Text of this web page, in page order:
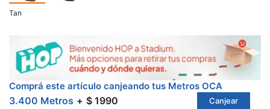
Tan
Comprá este artículo canjeando tus Metros OCA
3.400 Metros $ 1990 Canjear